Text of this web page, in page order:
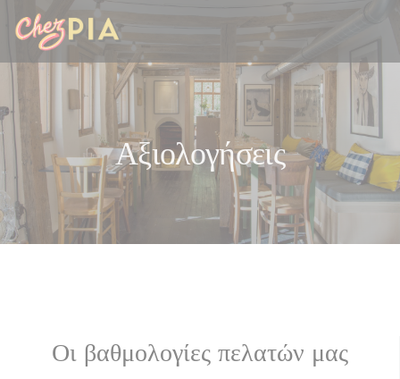
Πίνακας διαχείρισης "Μπισκότων" (Cookies)
Αξιολογήσεις
Οι βαθμολογίες πελατών μας